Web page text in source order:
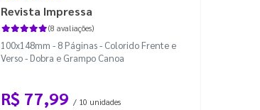
Revista Impressa
(8 avaliações)
100x148mm - 8 Páginas - Colorido Frente e
Verso - Dobra e Grampo Canoa
R$ 77,99 / 10 unidades